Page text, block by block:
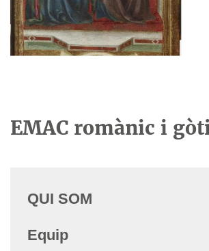
EMAC romànic i
QUI SOM
Equip